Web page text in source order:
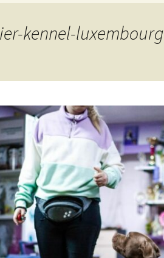
kennel-luxembourg